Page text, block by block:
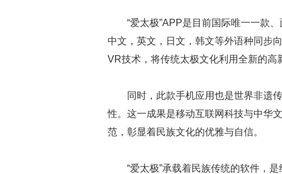
“爱太极”APP是目前国际唯一一款
中文，英文，日文，韩文等外语种同步
VR技术，将传统太极文化利用全新的高
同时，此款手机应用也是世界非遗
性。这一成果是移动互联网科技与中华
范，彰显着民族文化的优雅与自信。
“爱太极”承载着民族传统的软件，